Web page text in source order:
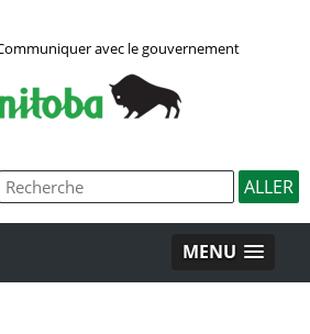
avec le gouvernement
MENU